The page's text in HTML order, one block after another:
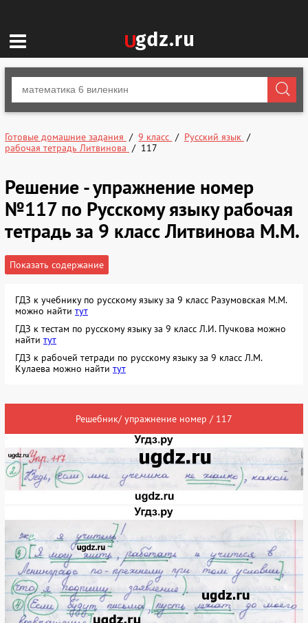
Готовые домашние задания 9 класс
Русский язык
рабочая тетрадь Литвинова
117
Решение - упражнение номер
№117 по Русскому языку рабочая
тетрадь за 9 класс Литвинова М.М.
Показать содержание
ГДЗ к учебнику по русскому языку за 9 класс Разумовская М.М.
можно найти тут
ГДЗ к тестам по русскому языку за 9 класс Л.И. Пучкова можно
найти тут
ГДЗ к рабочей тетради по русскому языку за 9 класс Л.М.
Кулаева можно найти тут
Решебник/ упражнение номер / 117